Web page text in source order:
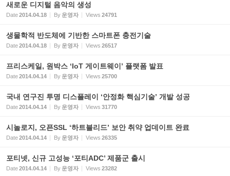
새로운 디지털 음악의 생성
Date2014.04.18 By 운영자 Views 24791
생물학적 반도체에 기반한 스마트폰 충전기술
Date2014.04.18 By 운영자 Views 26517
프리스케일, 원박스 ‘IoT 게이트웨이’ 플랫폼 발표
Date2014.04.14 By 운영자 Views 25700
국내 연구진 투명 디스플레이 ‘안정화 핵심기술’ 개발 성공
Date2014.04.14 By 운영자 Views 31770
시놀로지, 오픈SSL ‘하트블리드’ 보안 취약 업데이트 완료
Date2014.04.14 By 운영자 Views 26335
포티넷, 신규 고성능 ‘포티ADC’ 제품군 출시
Date2014.04.14 By 운영자 Views 23282